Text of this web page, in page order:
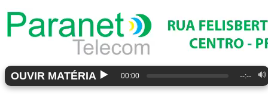
OUVIR MATÉRIA ▶️ 00:00 --:-- 🔊